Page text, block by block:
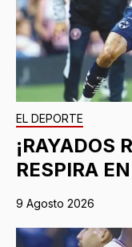
EL DEPORTE
¡RAYADOS
RESPIRA
9 Agosto 2026